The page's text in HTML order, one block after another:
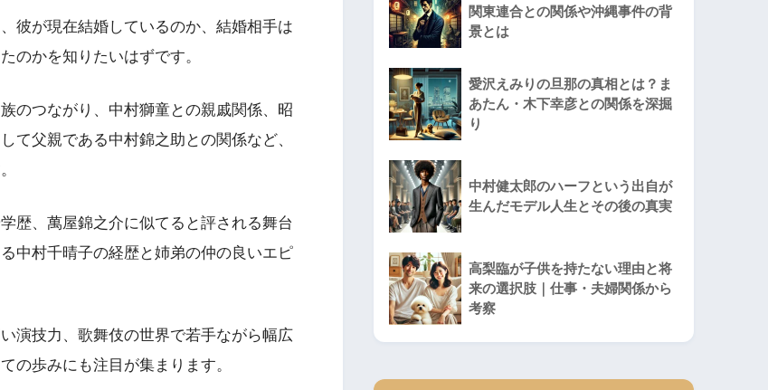
彼が現在結婚しているのか、結婚相手は
のかを知りたいはずです。
のつながり、中村獅童との親戚関係、昭
て父親である中村錦之助との関係など、
歴、萬屋錦之介に似てると評される舞台
中村千晴子の経歴と姉弟の仲の良いエピ
演技力、歌舞伎の世界で若手ながら幅広
の歩みにも注目が集まります。
関東連合との関係や沖縄事件の背
景とは
愛沢えみりの旦那の真相とは？ま
あたん・木下幸彦との関係を深掘
り
中村健太郎のハーフという出自が
生んだモデル人生とその後の真実
高梨臨が子供を持たない理由と将
来の選択肢｜仕事・夫婦関係から
考察